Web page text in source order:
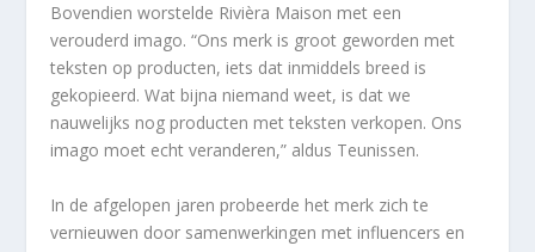
Bovendien worstelde Rivièra Maison met een
verouderd imago. “Ons merk is groot geworden met
teksten op producten, iets dat inmiddels breed is
gekopieerd. Wat bijna niemand weet, is dat we
nauwelijks nog producten met teksten verkopen. Ons
imago moet echt veranderen,” aldus Teunissen.
In de afgelopen jaren probeerde het merk zich te
vernieuwen door samenwerkingen met influencers en